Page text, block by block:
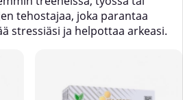
tehostajaa, joka parantaa
stressiäsi ja helpottaa arkeasi.